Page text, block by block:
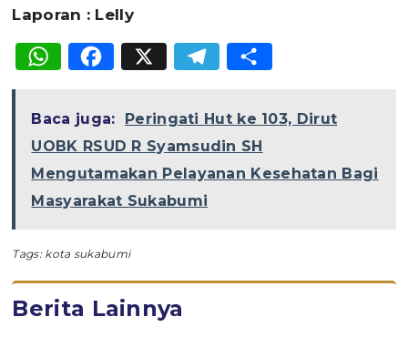
Laporan : Lelly
WhatsApp
Facebook
X Telegram
Baca juga:
Peringati Hut ke 103, Dirut
UOBK RSUD R Syamsudin SH
Mengutamakan Pelayanan Kesehatan Bagi
Masyarakat Sukabumi
Tags: kota sukabumi
Berita Lainnya